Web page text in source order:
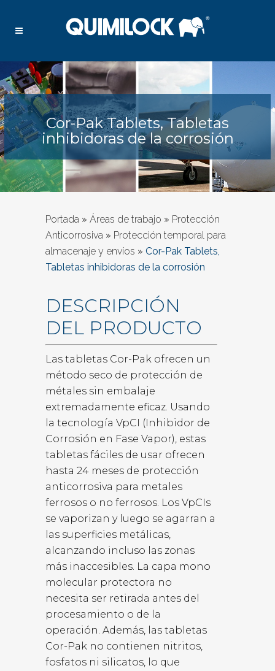
Cor-Pak Tablets, Tabletas
inhibidoras de la corrosión
Portada » Áreas de trabajo » Protección
Anticorrosiva » Protección temporal para
almacenaje y envíos » Cor-Pak Tablets,
Tabletas inhibidoras de la corrosión
DESCRIPCIÓN
DEL PRODUCTO
Las tabletas Cor-Pak ofrecen un
método seco de protección de
métales sin embalaje
extremadamente eficaz. Usando
la tecnología VpCI (Inhibidor de
Corrosión en Fase Vapor), estas
tabletas fáciles de usar ofrecen
hasta 24 meses de protección
anticorrosiva para metales
ferrosos o no ferrosos. Los VpCIs
se vaporizan y luego se agarran a
las superficies metálicas,
alcanzando incluso las zonas
más inaccesibles. La capa mono
molecular protectora no
necesita ser retirada antes del
procesamiento o de la
operación. Además, las tabletas
Cor-Pak no contienen nitritos,
fosfatos ni silicatos, lo que